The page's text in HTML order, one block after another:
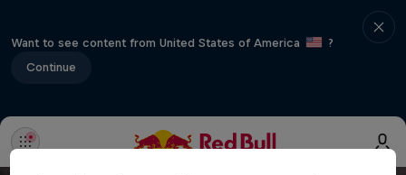
Want to see content from United States of America
?
Continue